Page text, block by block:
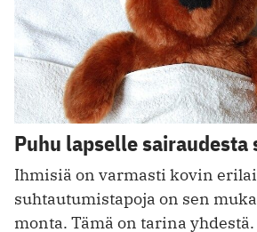
Puhu lapselle sairaudesta
Ihmisiä on varmasti kovin
suhtautumistapoja on sen
monta. Tämä on tarina